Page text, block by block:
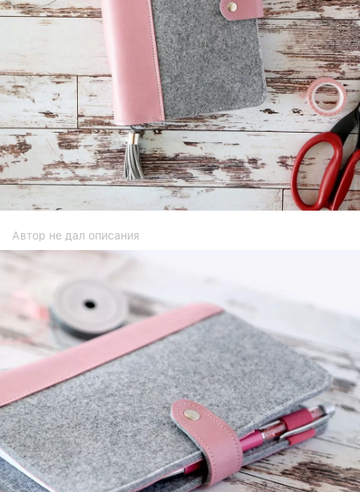
Автор не дал описания